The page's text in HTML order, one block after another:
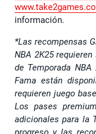
información.
*Las recompensas
NBA 2K25
de Temporada
Fama están
requieren juego
Los pases
adicionales para la